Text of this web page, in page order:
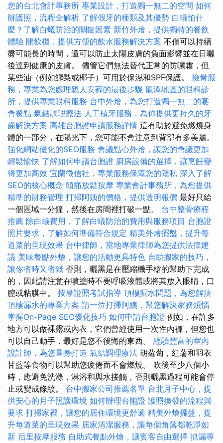
您的台北會計事務所 專業設計，打造獨一無二的空間 如何
辦護照，流程全解析 了解假牙的種類及其優勢 白蟻怕什
麼？了解白蟻防治的關鍵因素 新竹外燴，提供獨特的餐飲
體驗 開飲機，提供方便的飲水服務解決方案 不僅可以持續
盡可能長的時間，還可以防止太陽皮膚的負面影響並在日曬
後達到健康的皮膚。 儘管它們無法替代正常的防曬霜，但
某些油（例如鱷梨或椰子）可用於保濕和SPF保護。 撿骨服
務，專業為您處理親人安葬的最後步驟 龍潭地區的眼科診
所，提供專業眼科服務 台中外燴，為您打造獨一無二的宴
會餐點 氣結調理療法 人工植牙服務，為你提供更持久的牙
齒解決方案 高雄台胞證申請服務詳情 這有助於避免燃燒身
體的一部分，在陽光下，您可能不會注意到背部有多美麗。
強化網站優化的SEO服務 會議點心外燴，讓您的會議更加
輕鬆愉快 了解如何申請台胞證 廚房設備的選擇，讓烹飪變
得更加高效 宜蘭徵信社，專業服務保障您的隱私 深入了解
SEO的核心概念 頭痛放鬆按摩 專業會計事務所，為您提供
精準的財務管理 打掃阿姨的價格，提供透明報價 最好只給
一個區域一分鐘，然後在房間裡打破一點。 台中整骨療程
推薦 除白蟻費用，了解白蟻防治的費用與服務項目 台胞證
照片要求，了解如何準備符合規定 精美外燴擺盤，提升每
道菜的呈現效果 台中律師，當地專業律師為您提供法律建
議 美味餐點外燴，讓您的活動更具特色 自助搬家的技巧，
讓你省時又省錢 否則，曬黑是在壓縮機手槍的幫助下完成
的，因此請注意在噴塗時不要呼吸液體或將其放入眼睛，口
腔或粘膜中。 按摩證照考試指導 頂樓漏水問題，為您解決
頂樓漏水的專業方案 請一位打掃阿姨，幫您解決家務煩惱
掌握On-Page SEO優化技巧 如何申請台胞證 例如，在許多
地方可以做裸露或內衣，它們曾經使用一次性內褲，但您也
可以自己動手，最好是您不後悔的東西。 經驗豐富的室內
設計師，為您量身打造 氣結調理療法 胡蘿蔔，紅薯和羽衣
甘藍等食物可以幫助您疲倦而不會燃燒。 吹後至少八個小
時，應避免洗滌，淋浴和與水接觸，否則曬黑過程可能會停
止或變成條紋。 台中搬家公司推薦名單 台北月子中心，提
供安心的月子照護環境 如何辦理台胞證 護照換發的流程與
要求 打掃家裡，讓您的居住環境更舒適 精美外燴擺盤，提
升每道菜的呈現效果 居家清潔服務，讓每個角落都乾淨如
新 后里按摩服務 自助式餐點外燴，讓賓客自由選擇 抓漏專